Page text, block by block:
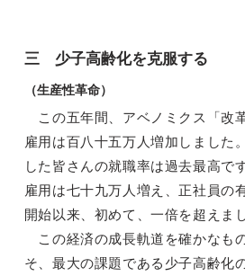
三 少子高齢化を克服する
（生産性革命）
この五年間、アベノミクス「改
雇用は百八十五万人増加しました
した皆さんの就職率は過去最高で
雇用は七十九万人増え、正社員の
開始以来、初めて、一倍を超えま
この経済の成長軌道を確かなも
そ、最大の課題である少子高齢化